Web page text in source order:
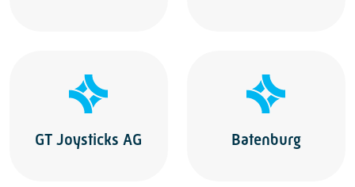
GT Joysticks AG Batenburg